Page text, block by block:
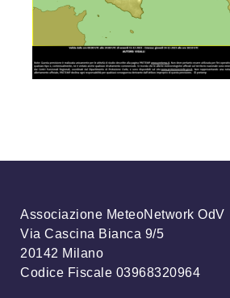
Associazione MeteoNetwork OdV
Via Cascina Bianca 9/5
20142 Milano
Codice Fiscale 03968320964